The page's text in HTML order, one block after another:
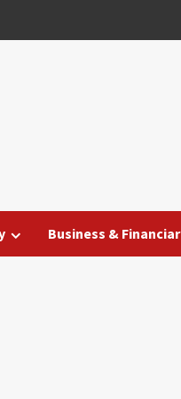
Business & Financiar